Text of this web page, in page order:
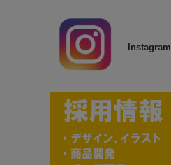
Instagram